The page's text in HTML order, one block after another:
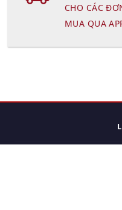
CHO CÁC
MUA QUA